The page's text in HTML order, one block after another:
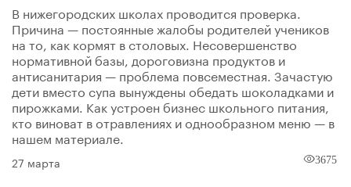
В нижегородских школах проводится проверка.
Причина — постоянные жалобы родителей учеников
на то, как кормят в столовых. Несовершенство
нормативной базы, дороговизна продуктов и
антисанитария — проблема повсеместная. Зачастую
дети вместо супа вынуждены обедать шоколадками и
пирожками. Как устроен бизнес школьного питания,
кто виноват в отравлениях и однообразном меню — в
нашем материале.
27 марта 3675